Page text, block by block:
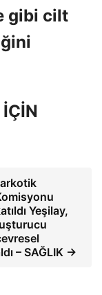
gibi cilt
Yeşilay,
– SAĞLIK →